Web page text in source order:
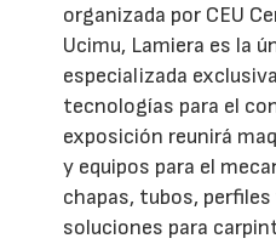
organizada por CEU
Ucimu, Lamiera es la
especializada
tecnologías para el
exposición reunirá
y equipos para el
chapas, tubos,
soluciones para